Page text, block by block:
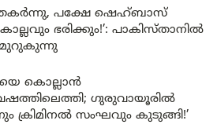
തകർന്നു, പക്ഷേ ഷെഹ്ബാസ്
ഭരിക്കും!’: പാകിസ്താനിൽ
മുറുകുന്നു
കൊല്ലാൻ
ഗുരുവായൂരിൽ
ക്രിമിനൽ സംഘവും കുടുങ്ങി!’